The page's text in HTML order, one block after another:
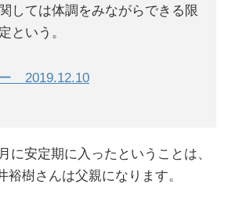
しては体調をみながらできる限
という。
2019.12.10
に安定期に入ったということは、
裕樹さんは父親になります。